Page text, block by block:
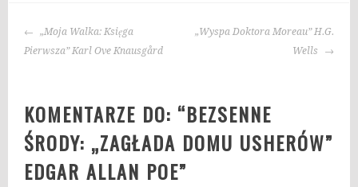
g
r
A
NAWIGACJA
WPISU
„Moja Walka: Księga
Pierwsza” Karl Ove Knausgård
„Wyspa Doktora Moreau” H.G.
Wells
KOMENTARZE DO: “BEZSENNE
ŚRODY: „ZAGŁADA DOMU USHERÓW”
EDGAR ALLAN POE”